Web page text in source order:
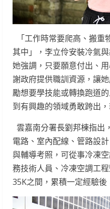
「工作時常要爬高、搬重
其中」，李立伶安裝冷氣
她強調，只要願意付出、
謝政府提供職訓資源，讓
勵想要學技能或轉換跑道
到有興趣的領域勇敢跨出
雲嘉南分署長劉邦棟指出
電路、室內配線、管路設
與輔導考照，可從事冷凍
務技術人員、冷凍空調工
35K之間，累積一定經驗後